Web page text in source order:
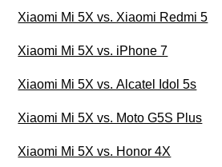
Xiaomi Mi 5X vs. Xiaomi Redmi 5
Xiaomi Mi 5X vs. iPhone 7
Xiaomi Mi 5X vs. Alcatel Idol 5s
Xiaomi Mi 5X vs. Moto G5S Plus
Xiaomi Mi 5X vs. Honor 4X